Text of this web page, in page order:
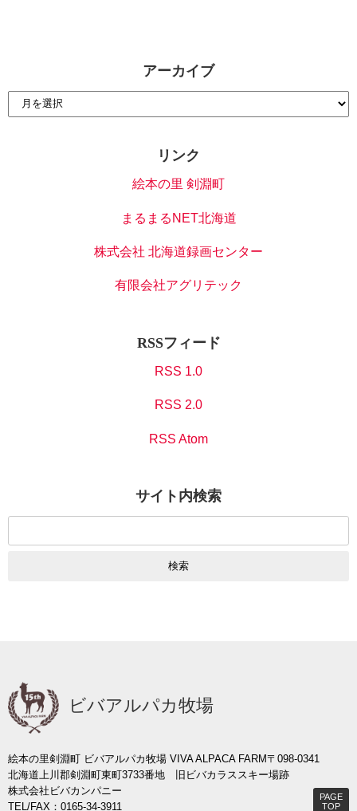
アーカイブ
リンク
絵本の里 剣淵町
まるまるNET北海道
株式会社 北海道録画センター
有限会社アグリテック
RSSフィード
RSS 1.0
RSS 2.0
RSS Atom
サイト内検索
ビバアルパカ牧場
絵本の里剣淵町 ビバアルパカ牧場 VIVA ALPACA FARM〒098-0341
北海道上川郡剣淵町東町3733番地 旧ビバカラススキー場跡
株式会社ビバカンパニー
TEL/FAX：0165-34-3911
PAGE
TOP